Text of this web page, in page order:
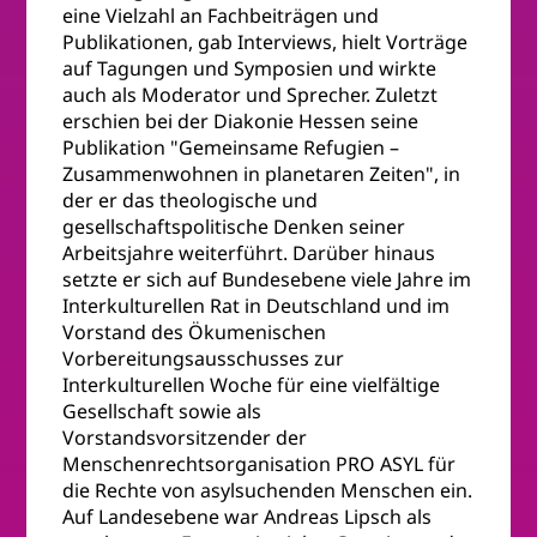
eine Vielzahl an Fachbeiträgen und
Publikationen, gab Interviews, hielt Vorträge
auf Tagungen und Symposien und wirkte
auch als Moderator und Sprecher. Zuletzt
erschien bei der Diakonie Hessen seine
Publikation "Gemeinsame Refugien –
Zusammenwohnen in planetaren Zeiten", in
der er das theologische und
gesellschaftspolitische Denken seiner
Arbeitsjahre weiterführt. Darüber hinaus
setzte er sich auf Bundesebene viele Jahre im
Interkulturellen Rat in Deutschland und im
Vorstand des Ökumenischen
Vorbereitungsausschusses zur
Interkulturellen Woche für eine vielfältige
Gesellschaft sowie als
Vorstandsvorsitzender der
Menschenrechtsorganisation PRO ASYL für
die Rechte von asylsuchenden Menschen ein.
Auf Landesebene war Andreas Lipsch als